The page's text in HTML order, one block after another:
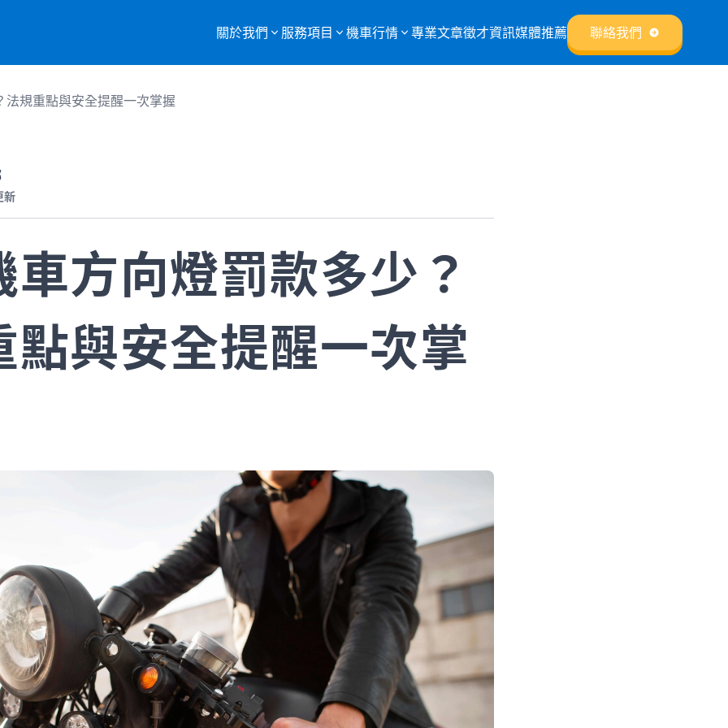
關於我們 服務項目
機車報廢
機車行情 專業文章徵才資訊媒體推薦 聯絡我們
規重點與安全提醒一次掌握
新
車方向燈罰款多少？
點與安全提醒一次掌